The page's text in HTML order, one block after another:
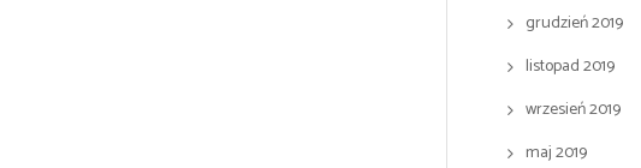
grudzień 2019
listopad 2019
wrzesień 2019
maj 2019